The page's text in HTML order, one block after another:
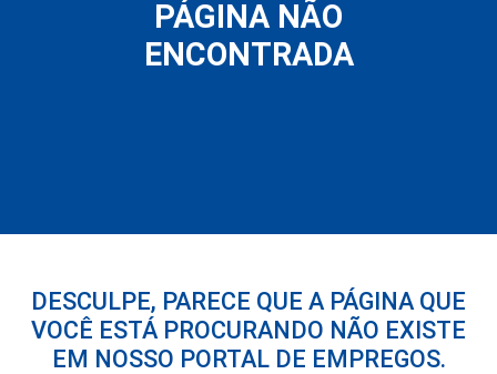
PÁGINA NÃO
ENCONTRADA
DESCULPE, PARECE QUE A PÁGINA QUE
VOCÊ ESTÁ PROCURANDO NÃO EXISTE
EM NOSSO PORTAL DE EMPREGOS.